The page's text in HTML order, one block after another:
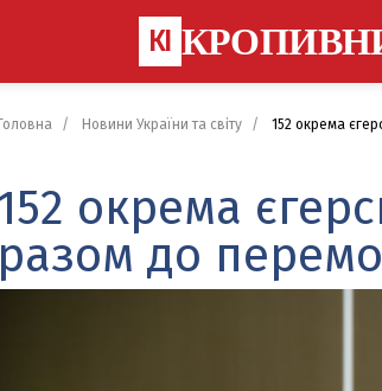
КІ
Новини України та світу 152 окрема
окрема
до